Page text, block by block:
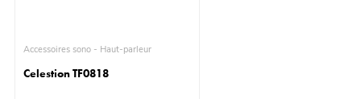
Accessoires sono - Haut-parleur
Celestion TF0818